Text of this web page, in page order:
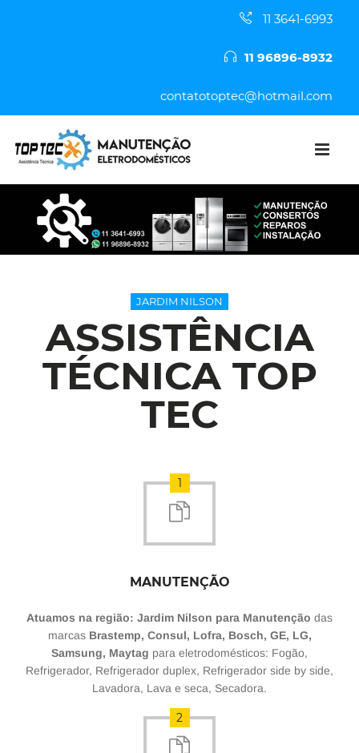
11 3641-6993
11 96896-8932
contatotoptec@hotmail.com
JARDIM NILSON
ASSISTÊNCIA
TÉCNICA TOP
TEC
1
MANUTENÇÃO
Atuamos na região: Jardim Nilson para Manutenção das
marcas Brastemp, Consul, Lofra, Bosch, GE, LG,
Samsung, Maytag para eletrodomésticos: Fogão,
Refrigerador, Refrigerador duplex, Refrigerador side by side,
Lavadora, Lava e seca, Secadora.
2